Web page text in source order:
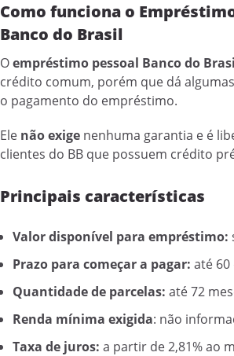
Como funciona o
Banco do Brasil
Oempréstimo pessoal Banco do
crédito comum, porém que dá
o pagamento do empréstimo.
Ele não exige nenhuma garantia e é
clientes do BB que possuem crédito
Principais características
Valor disponível para empréstimo:
Prazo para começar a pagar: até 60
Quantidade de parcelas: até 72
Renda mínima exigida: não
Taxa de juros: a partir de 2,81% ao